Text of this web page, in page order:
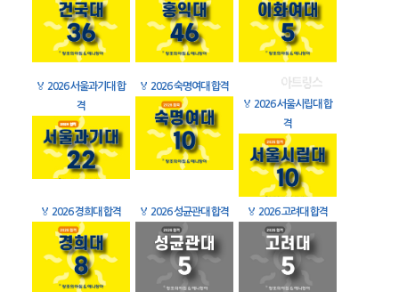
🏅 2026 서울과기대 합
격
🏅 2026 숙명여대 합격
🏅 2026 서울시립대 합
격
🏅 2026 경희대 합격 🏅 2026 성균관대 합격 🏅 2026 고려대 합격